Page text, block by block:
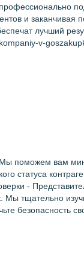
и заканчивая
лучший
v-
поможем вам
статуса
-
Мы тщательно
безопасность